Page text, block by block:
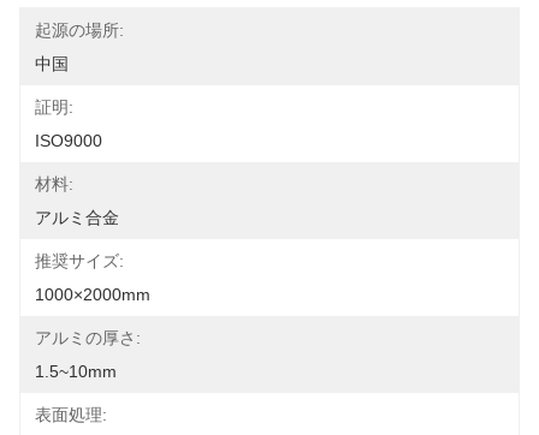
起源の場所:
中国
証明:
ISO9000
材料:
アルミ合金
推奨サイズ:
1000×2000mm
アルミの厚さ:
1.5~10mm
表面処理: